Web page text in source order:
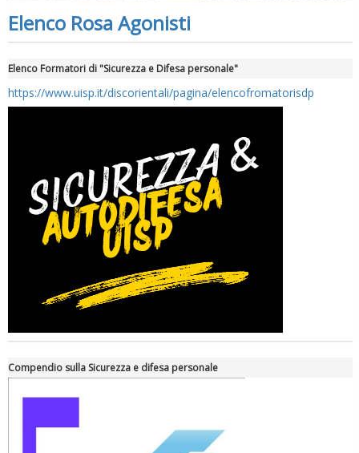
Elenco Rosa Agonisti
Elenco Formatori di "Sicurezza e Difesa personale"
https://www.uisp.it/discorientali/pagina/elencofromatorisdp
Compendio sulla Sicurezza e difesa personale